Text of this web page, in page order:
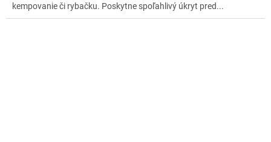
kempovanie či rybačku. Poskytne spoľahlivý úkryt pred...